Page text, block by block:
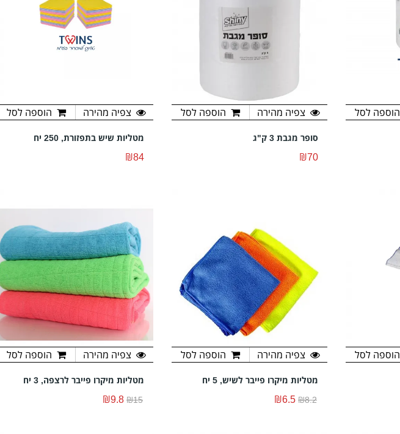
הוספה לסל צפיה מהירה הוספה לסל
סופר מגבת 3 ק"ג
₪70
צפיה מהירה הוספה לסל
מטליות שיש בתפזורת, 250 יח
₪84
הוספה לסל צפיה מהירה הוספה לסל
מטליות מיקרו פייבר לשיש, 5 יח
₪8.2
₪6.5
צפיה מהירה הוספה לסל
מטליות מיקרו פייבר לרצפה, 3 יח
₪15
₪9.8